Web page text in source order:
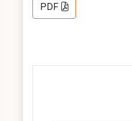
PDF